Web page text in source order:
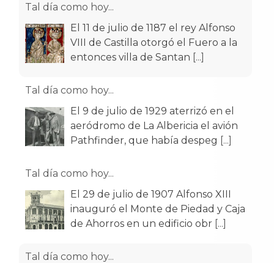
Tal día como hoy...
El 11 de julio de 1187 el rey Alfonso
VIII de Castilla otorgó el Fuero a la
entonces villa de Santan [...]
Tal día como hoy...
El 9 de julio de 1929 aterrizó en el
aeródromo de La Albericia el avión
Pathfinder, que había despeg [...]
Tal día como hoy...
El 29 de julio de 1907 Alfonso XIII
inauguró el Monte de Piedad y Caja
de Ahorros en un edificio obr [...]
Tal día como hoy...